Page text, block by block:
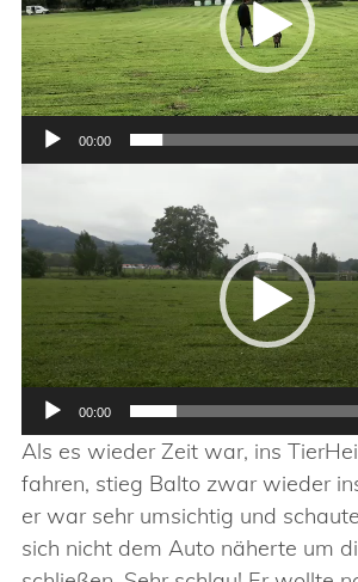
00:00
00:00
Als es wieder Zeit war, ins
fahren, stieg Balto zwar wieder
er war sehr umsichtig und
sich nicht dem Auto näherte um